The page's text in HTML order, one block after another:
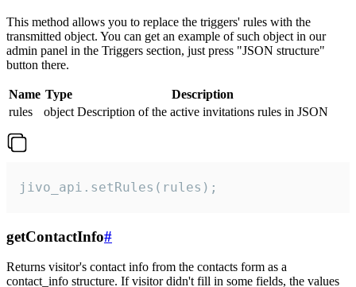
This method allows you to replace the triggers' rules with the
transmitted object. You can get an example of such object in our
admin panel in the Triggers section, just press "JSON structure"
button there.
Name Type
Description
rules
object Description of the active invitations rules in JSON
jivo_api.setRules(rules);
getContactInfo#
Returns visitor's contact info from the contacts form as a
contact_info structure. If visitor didn't fill in some fields, the values